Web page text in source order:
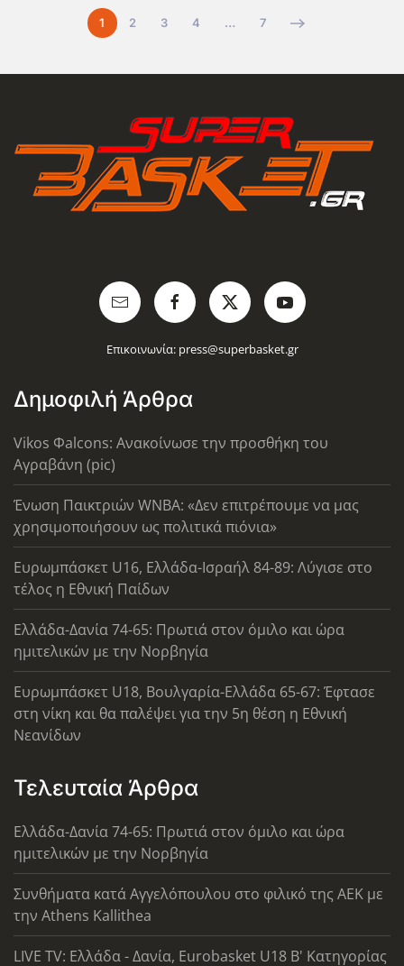
1 2 3 4 … 7
Επικοινωνία: press@superbasket.gr
Δημοφιλή Άρθρα
Vikos Φalcons: Ανακοίνωσε την προσθήκη του
Αγραβάνη (pic)
Ένωση Παικτριών WNBA: «Δεν επιτρέπουμε να μας
χρησιμοποιήσουν ως πολιτικά πιόνια»
Ευρωμπάσκετ U16, Ελλάδα-Ισραήλ 84-89: Λύγισε στο
τέλος η Εθνική Παίδων
Ελλάδα-Δανία 74-65: Πρωτιά στον όμιλο και ώρα
ημιτελικών με την Νορβηγία
Ευρωμπάσκετ U18, Βουλγαρία-Ελλάδα 65-67: Έφτασε
στη νίκη και θα παλέψει για την 5η θέση η Εθνική
Νεανίδων
Τελευταία Άρθρα
Ελλάδα-Δανία 74-65: Πρωτιά στον όμιλο και ώρα
ημιτελικών με την Νορβηγία
Συνθήματα κατά Αγγελόπουλου στο φιλικό της ΑΕΚ με
την Athens Kallithea
LIVE TV: Ελλάδα - Δανία, Eurobasket U18 Β' Κατηγορίας